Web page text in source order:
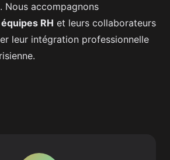
Nous accompagnons
équipes RH et leurs collaborateurs
leur intégration professionnelle